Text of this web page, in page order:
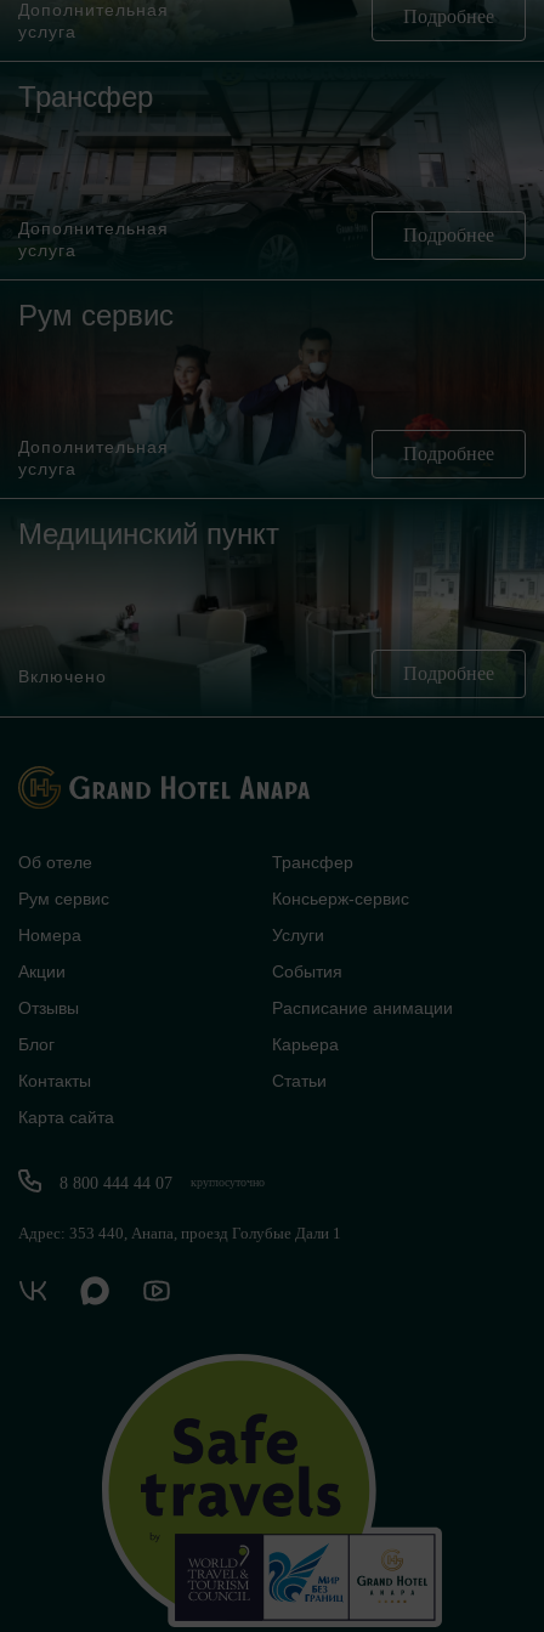
Дополнительная
услуга
Подробнее
Трансфер
Дополнительная
услуга
Подробнее
Рум сервис
Дополнительная
услуга
Подробнее
Медицинский пункт
Включено Подробнее
Об отеле
Трансфер
Рум сервис
Консьерж-сервис
Номера
Услуги
Акции
События
Отзывы
Расписание анимации
Блог
Карьера
Контакты
Статьи
Карта сайта
8 800 444 44 07 круглосуточно
Адрес: 353 440, Анапа, проезд Голубые Дали 1